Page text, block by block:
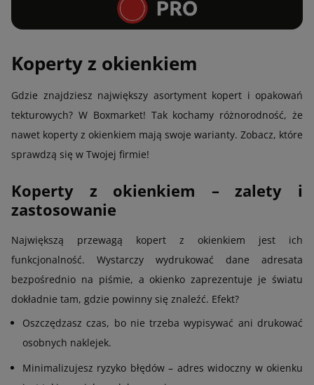
Koperty z okienkiem
Gdzie znajdziesz największy asortyment kopert i opakowań
tekturowych? W Boxmarket! Tak kochamy różnorodność, że
nawet koperty z okienkiem mają swoje warianty. Zobacz, które
sprawdzą się w Twojej firmie!
Koperty z okienkiem – zalety i
zastosowanie
Największą przewagą kopert z okienkiem jest ich
funkcjonalność. Wystarczy wydrukować dane adresata
bezpośrednio na piśmie, a okienko zaprezentuje je światu
dokładnie tam, gdzie powinny się znaleźć. Efekt?
Oszczędzasz czas, bo nie trzeba wypisywać ani drukować
osobnych naklejek.
Minimalizujesz ryzyko błędów – adres widoczny w okienku